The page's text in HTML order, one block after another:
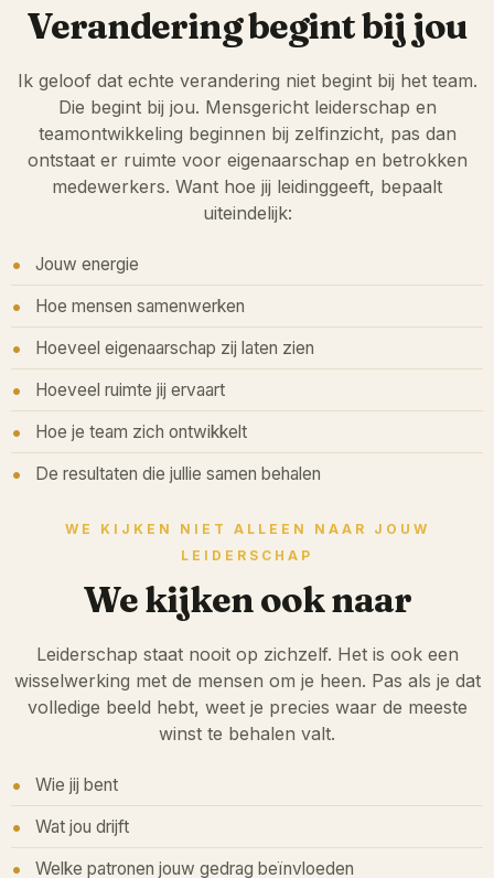
Verandering begint bij jou
Ik geloof dat echte verandering niet begint bij het team.
Die begint bij jou. Mensgericht leiderschap en
teamontwikkeling beginnen bij zelfinzicht, pas dan
ontstaat er ruimte voor eigenaarschap en betrokken
medewerkers. Want hoe jij leidinggeeft, bepaalt
uiteindelijk:
Jouw energie
Hoe mensen samenwerken
Hoeveel eigenaarschap zij laten zien
Hoeveel ruimte jij ervaart
Hoe je team zich ontwikkelt
De resultaten die jullie samen behalen
WE KIJKEN NIET ALLEEN NAAR JOUW
LEIDERSCHAP
We kijken ook naar
Leiderschap staat nooit op zichzelf. Het is ook een
wisselwerking met de mensen om je heen. Pas als je dat
volledige beeld hebt, weet je precies waar de meeste
winst te behalen valt.
Wie jij bent
Wat jou drijft
Welke patronen jouw gedrag beïnvloeden